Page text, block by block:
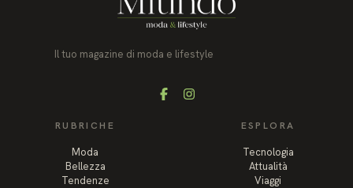
Il tuo magazine di moda e lifestyle
FacebookInstagram
RUBRICHE
Moda
Bellezza
Tendenze
ESPLORA
Tecnologia
Attualità
Viaggi